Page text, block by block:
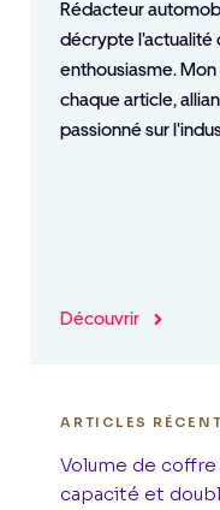
Rédacteur
décrypte l'actualité
enthousiasme.
chaque article,
passionné sur
Découvrir
ARTICLES
Volume de coffre
capacité et